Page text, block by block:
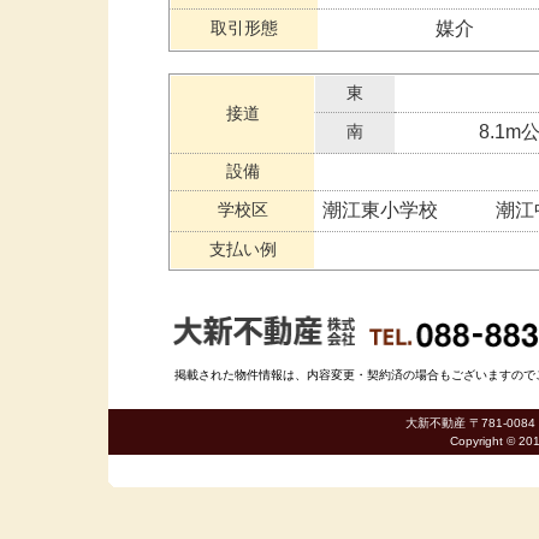
取引形態 媒介
接道
東
南
8.1m
設備
学校区
潮江東小学校 潮江
支払い例
掲載された物件情報は、内容変更・契約済の場合もございますの
大新不動産 〒781-
Copyright ©